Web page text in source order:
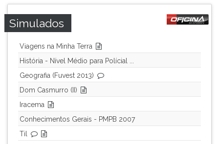
Simulados
Viagens na Minha Terra
História - Nível Médio para Polícial ...
Geografia (Fuvest 2013)
Dom Casmurro (II)
Iracema
Conhecimentos Gerais - PMPB 2007
Til